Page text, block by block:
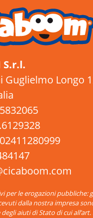
S.r.l.
Guglielmo Longo
per le erogazioni pubbliche:
dalla nostra impresa
aiuti di Stato di cui all’art.